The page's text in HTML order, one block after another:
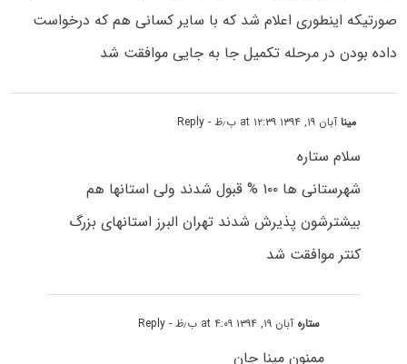
صورتیکه اینطوری اعلام شد که با سایر کسانی هم که درخواست
داده بودن در مرحله تکمیل جا به جایی موافقت شد
میناآبان ۱۹, ۱۳۹۴ at ۱۲:۳۹ ب٫ظ - Reply
سلام ستاره
شهرستانی ها ۱۰۰ % قبول شدند ولی استانها هم
بیشترشون پذیرش شدند تهران البرز استانهای بزرگ
کنتر موافقت شد
ستاره آبان ۱۹, ۱۳۹۴ at ۴:۰۹ ب٫ظ - Reply
ممنون مینا جان